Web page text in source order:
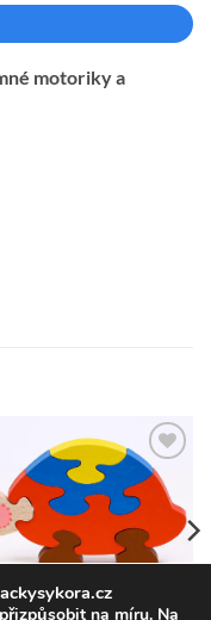
motoriky a
Přidat k
oblíbeným
na míru. Na